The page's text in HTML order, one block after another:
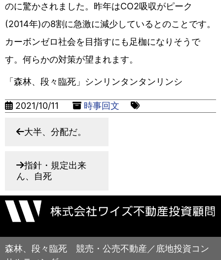
のに驚かされました。昨年はCO2吸収がピーク
(2014年)の8割に急激に減少しているとのことです。
カーボンゼロ社会を目指すにも足枷になりそうで
す。何らかの対策が望まれます。
「森林、段々臨死」シンリンタンタンリンシ
2021/10/11 時事回文
大半、分配だ。
指針・規定出来
ん、自死
森林、段々臨死 競売・公売不動産／底地投資コン